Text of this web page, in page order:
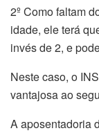
2º Como faltam
idade, ele terá
invés de 2, e
Neste caso, o
vantajosa ao
A aposentadoria